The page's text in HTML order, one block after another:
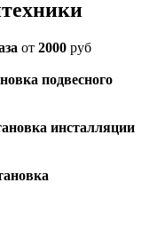
от 2000 руб
подвесного
инсталляции